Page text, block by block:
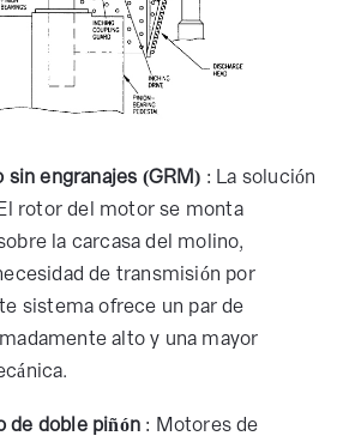
engranajes (GRM) : La solución
rotor del motor se monta
la carcasa del molino,
de transmisión por
sistema ofrece un par de
alto y una mayor
de doble piñón : Motores de